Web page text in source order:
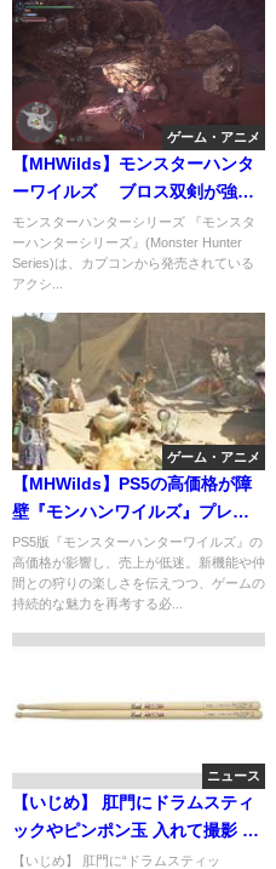
ゲーム・アニメ
【MHWilds】モンスターハンタ
ーワイルズ ブロス双剣が強い
アプデ後 新汎用おすすめ武器
モンスターハンターシリーズ 『モンスタ
ーハンターシリーズ』(Monster Hunter
Series)は、カプコンから発売されている
アクシ...
ゲーム・アニメ
【MHWilds】PS5の高価格が障
壁『モンハンワイルズ』プレス
テ版があまり売れない
PS5版『モンスターハンターワイルズ』の
高価格が影響し、売上が低迷。新機能や仲
間との狩りの楽しさを伝えつつ、ゲームの
持続的な魅力を再考する必...
ニュース
【いじめ】 肛門にドラムスティ
ックやピンポン玉 入れて撮影 ト
イレで逆さ吊り北海道立高校
【いじめ】 肛門に“ドラムスティッ